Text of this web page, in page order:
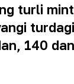
turli
140